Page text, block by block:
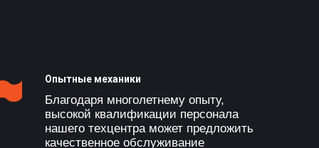
Опытные механики
Благодаря многолетнему опыту,
высокой квалификации персонала
нашего техцентра может предложить
качественное обслуживание